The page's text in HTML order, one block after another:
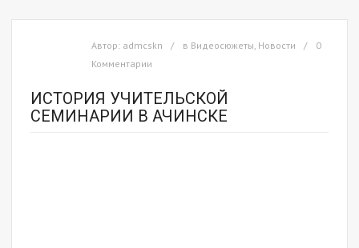
Автор: admcskn в Видеосюжеты, Новости
0
Комментарии
ИСТОРИЯ УЧИТЕЛЬСКОЙ
СЕМИНАРИИ В АЧИНСКЕ